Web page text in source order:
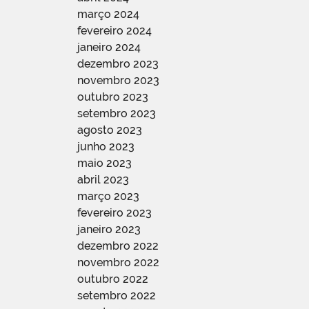
março 2024
fevereiro 2024
janeiro 2024
dezembro 2023
novembro 2023
outubro 2023
setembro 2023
agosto 2023
junho 2023
maio 2023
abril 2023
março 2023
fevereiro 2023
janeiro 2023
dezembro 2022
novembro 2022
outubro 2022
setembro 2022